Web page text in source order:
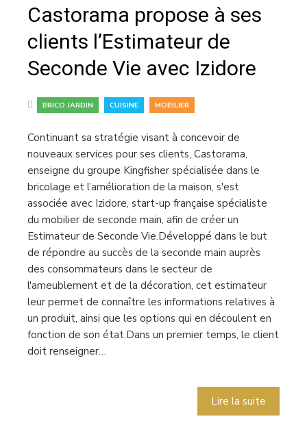
Castorama propose à ses
clients l’Estimateur de
Seconde Vie avec Izidore
BRICO JARDIN CUISINE MOBILIER
Continuant sa stratégie visant à concevoir de
nouveaux services pour ses clients, Castorama,
enseigne du groupe Kingfisher spécialisée dans le
bricolage et l’amélioration de la maison, s'est
associée avec Izidore, start-up française spécialiste
du mobilier de seconde main, afin de créer un
Estimateur de Seconde Vie.Développé dans le but
de répondre au succès de la seconde main auprès
des consommateurs dans le secteur de
l'ameublement et de la décoration, cet estimateur
leur permet de connaître les informations relatives à
un produit, ainsi que les options qui en découlent en
fonction de son état.Dans un premier temps, le client
doit renseigner…
Lire la suite